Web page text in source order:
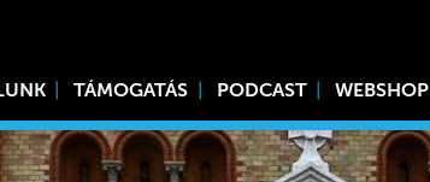
TÁMOGATÁS PODCAST WEBSHOP